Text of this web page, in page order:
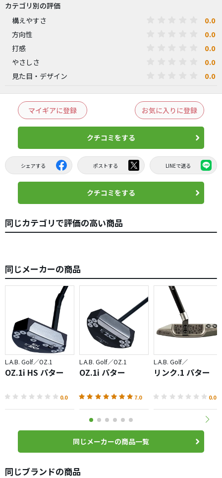
カテゴリ別の評価
構えやすさ
0.0
方向性 0.0
打感 0.0
やさしさ 0.0
見た目・デザイン 0.0
マイギアに登録 お気に入りに登録
クチコミをする
シェアする ポストする LINEで送る
クチコミをする
同じカテゴリで評価の高い商品
同じメーカーの商品
L.A.B. Golf／OZ.1
OZ.1i HS パター
0.0
L.A.B. Golf／OZ.1
OZ.1i パター
7.0
L.A.B. Golf／
リンク.1 パター
0.0
同じメーカーの商品一覧
同じブランドの商品